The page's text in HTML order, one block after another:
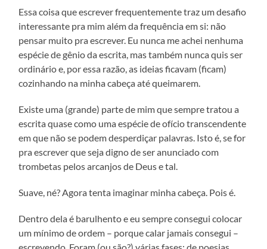
Essa coisa que escrever frequentemente traz um desafio
interessante pra mim além da frequência em si: não
pensar muito pra escrever. Eu nunca me achei nenhuma
espécie de gênio da escrita, mas também nunca quis ser
ordinário e, por essa razão, as ideias ficavam (ficam)
cozinhando na minha cabeça até queimarem.
Existe uma (grande) parte de mim que sempre tratou a
escrita quase como uma espécie de ofício transcendente
em que não se podem desperdiçar palavras. Isto é, se for
pra escrever que seja digno de ser anunciado com
trombetas pelos arcanjos de Deus e tal.
Suave, né? Agora tenta imaginar minha cabeça. Pois é.
Dentro dela é barulhento e eu sempre consegui colocar
um mínimo de ordem – porque calar jamais consegui –
escrevendo. Foram (ou são?) várias fases: de poesias